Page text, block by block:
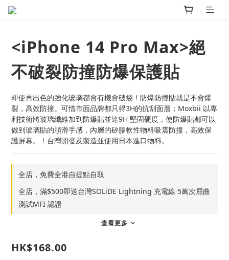
<iPhone 14 Pro Max>絕
不破裂防撞防爆保護貼
即使再出色的強化玻璃都會有機會破裂！防爆防撞貼就是不會爆
裂，高效防撞。可惜市面品牌都只得3H的抗刮面層；Moxbii 以專
利技術將玻璃纖維加到防爆貼並達9H 堅固硬度，使防爆貼都可以
做到玻璃貼的順滑手感，內層的矽膠軟性物料吸震防撞，高效保
護屏幕。！台灣開發及製造並使用日本進口物料。
全店，免費全港自提點自取
全店，滿$500即送台灣SOLiDE Lightning 充電線 5萬次屈曲
測試MFI 認證
查看更多
HK$168.00